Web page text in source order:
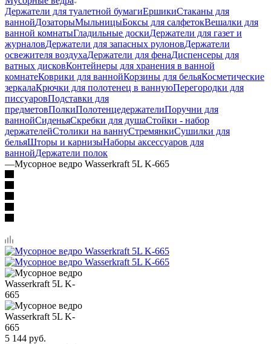
Держатели для туалетной бумагиЕршикиСтаканы для
ваннойДозаторыМыльницыБоксы для салфетокВешалки для
ванной комнатыГладильные доскиДержатели для газет и
журналовДержатели для запасных рулоновДержатели
освежителя воздухаДержатели для фенаДиспенсеры для
ватных дисковКонтейнеры для хранения в ванной
комнатеКоврики для ваннойКорзины для бельяКосметические
зеркалаКрючки для полотенец в ваннуюПерегородки для
писсуаровПодставки для
предметовПолкиПолотенцедержателиПоручни для
ваннойСиденьяСкребки для душаСтойки - набор
держателейСтолики на ваннуСтремянкиСушилки для
бельяШторы и карнизыНаборы аксессуаров для
ваннойДержатели полок
—Мусорное ведро Wasserkraft 5L K-665
5 144 руб.